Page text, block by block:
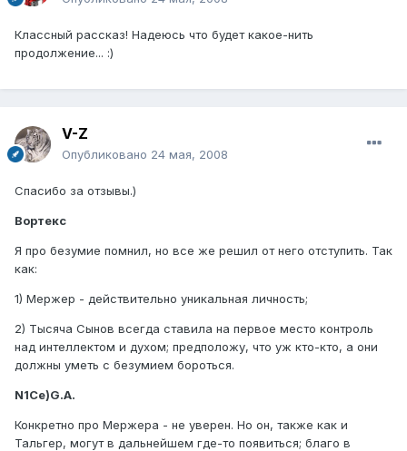
Классный рассказ! Надеюсь что будет какое-нить
продолжение... :)
V-Z
Опубликовано 24 мая, 2008
Спасибо за отзывы.)
Вортекс
Я про безумие помнил, но все же решил от него отступить. Так
как:
1) Мержер - действительно уникальная личность;
2) Тысяча Сынов всегда ставила на первое место контроль
над интеллектом и духом; предположу, что уж кто-кто, а они
должны уметь с безумием бороться.
N1Ce)G.A.
Конкретно про Мержера - не уверен. Но он, также как и
Тальгер, могут в дальнейшем где-то появиться; благо в